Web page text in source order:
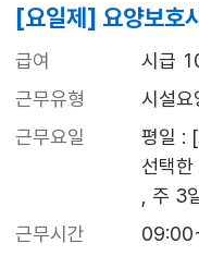
[요일제] 요양보호
급여
시급
근무유형
시설요
근무요일
평일 :
선택
, 주 3
근무시간